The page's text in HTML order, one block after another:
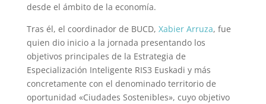
desde el ámbito de la economía.
Tras él, el coordinador de BUCD, Xabier Arruza, fue
quien dio inicio a la jornada presentando los
objetivos principales de la Estrategia de
Especialización Inteligente RIS3 Euskadi y más
concretamente con el denominado territorio de
oportunidad «Ciudades Sostenibles», cuyo objetivo